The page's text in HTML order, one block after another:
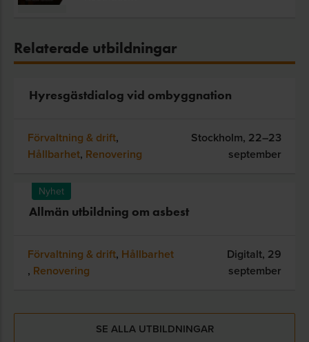
Relaterade utbildningar
Hyresgästdialog vid ombyggnation
Förvaltning & drift,
Hållbarhet, Renovering
Stockholm, 22–23
september
Nyhet
Allmän utbildning om asbest
Förvaltning & drift, Hållbarhet
, Renovering
Digitalt, 29
september
SE ALLA UTBILDNINGAR